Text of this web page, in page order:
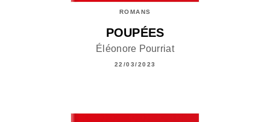
ROMANS
POUPÉES
Éléonore Pourriat
22/03/2023